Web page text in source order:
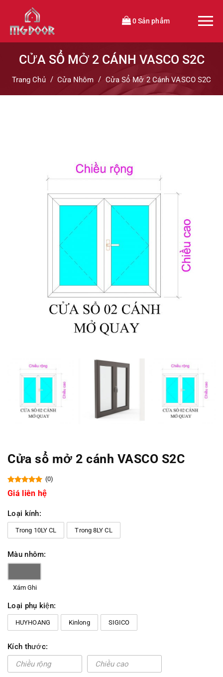
0 Sản phẩm
CỬA SỔ MỞ 2 CÁNH VASCO S2C
Trang Chủ Cửa Nhôm Cửa Sổ Mở 2 Cánh VASCO S2C
Cửa sổ mở 2 cánh VASCO S2C
(0)
Giá liên hệ
Loại kính:
Trong 10LY CL Trong 8LY CL
Màu nhôm:
Xám Ghi
Loại phụ kiện:
HUYHOANG Kinlong SIGICO
Kích thước: